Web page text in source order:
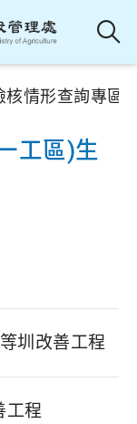
核情形查詢專區
工區)生
圳改善工程
工程